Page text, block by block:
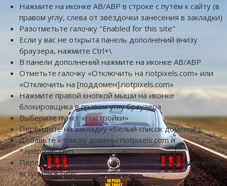
Нажмите на иконке AB/ABP в строке с путём к сайту (в
правом углу, слева от звёздочки занесения в закладки)
Разотметьте галочку "Enabled for this site"
Если у вас не открыта панель дополнений внизу
браузера, нажмите Ctrl+\
В панели дополнений нажмите на иконке AB/ABP
Отметьте галочку «Отключить на riotpixels.com» или
«Отключить на [поддомен].riotpixels.com»
Нажмите правой кнопкой мыши на иконке
блокировщика в правом углу браузера
Выберите пункт «Настройки»
Перейдите на закладку «Белый список доменов»
Добавьте к списку домены riotpixels.com и
*.riotpixels.com
Перезагрузите страницу Riot Pixels, чтобы изменения
вступили в силу